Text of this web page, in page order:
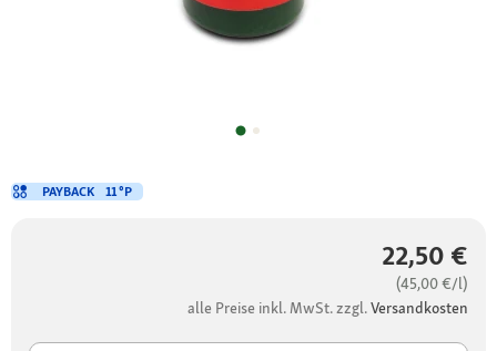
22,50 €
(45,00 €/l)
alle Preise inkl. MwSt. zzgl.Versandkosten
PAYBACK 11 °P